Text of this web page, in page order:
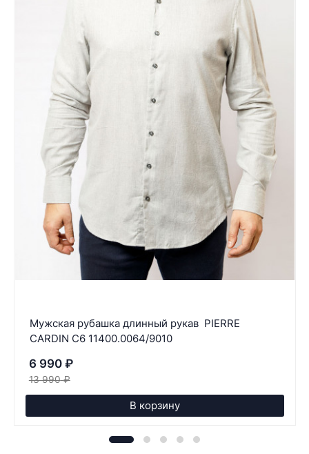
Мужская рубашка длинный рукав PIERRE
CARDIN C6 11400.0064/9010
6 990 ₽
13 990 ₽
В корзину